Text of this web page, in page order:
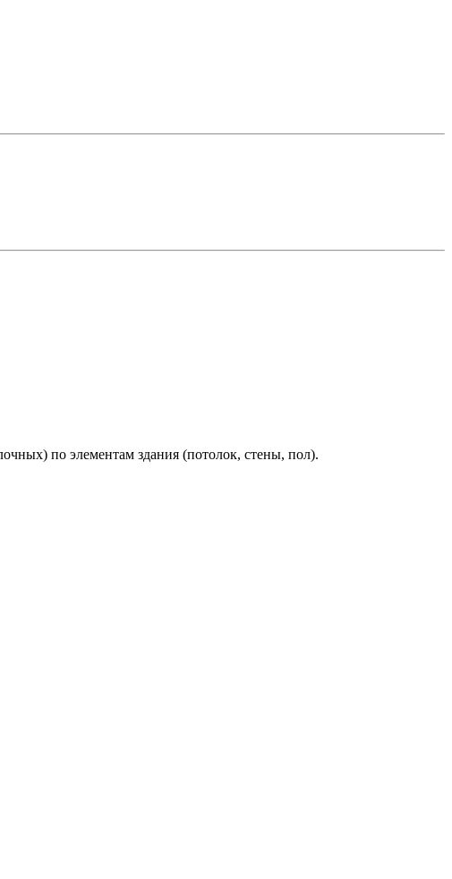
по элементам здания (потолок, стены, пол).